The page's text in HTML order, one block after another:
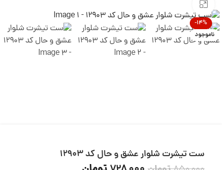
-14%
ناموجود
ست تیشرت شلوار عشق و حال کد 12903